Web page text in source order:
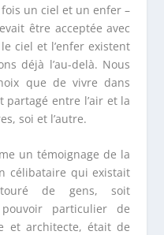
un ciel et un enfer –
être acceptée avec
ciel et l’enfer existent
déjà l’au-delà. Nous
que de vivre dans
partagé entre l’air et la
soi et l’autre.
un témoignage de la
célibataire qui existait
de gens, soit
particulier de
et architecte, était de